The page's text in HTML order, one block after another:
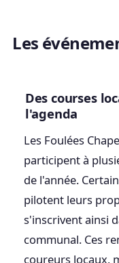
Les
Des courses
l'agenda
Les Foulées
participent à
de l'année.
pilotent leurs
s'inscrivent ainsi
communal. Ces
coureurs locaux,